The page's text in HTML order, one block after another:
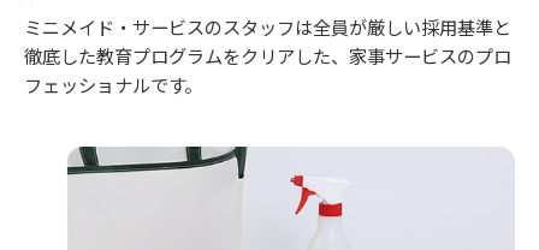
ミニメイド・サービスのスタッフは全員が厳しい採用基準と
徹底した教育プログラムをクリアした、家事サービスのプロ
フェッショナルです。